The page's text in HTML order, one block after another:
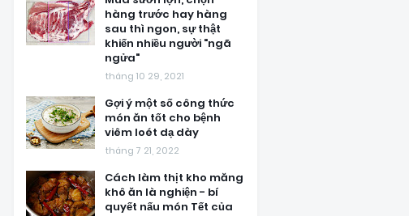
hàng trước hay hàng
sau thì ngon, sự thật
khiến nhiều người "ngã
ngửa"
tháng 10 29, 2021
Gợi ý một số công thức
món ăn tốt cho bệnh
viêm loét dạ dày
tháng 7 21, 2022
Cách làm thịt kho măng
khô ăn là nghiện - bí
quyết nấu món Tết của